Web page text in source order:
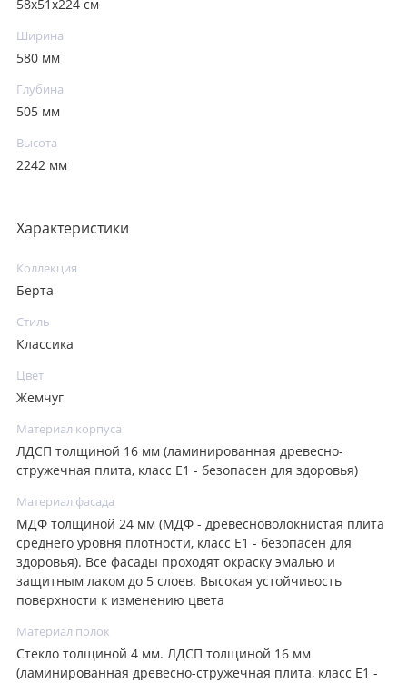
58х51х224 см
Ширина
580 мм
Глубина
505 мм
Высота
2242 мм
Характеристики
Коллекция
Берта
Стиль
Классика
Цвет
Жемчуг
Материал корпуса
ЛДСП толщиной 16 мм (ламинированная древесно-
стружечная плита, класс E1 - безопасен для здоровья)
Материал фасада
МДФ толщиной 24 мм (МДФ - древесноволокнистая плита
среднего уровня плотности, класс E1 - безопасен для
здоровья). Все фасады проходят окраску эмалью и
защитным лаком до 5 слоев. Высокая устойчивость
поверхности к изменению цвета
Материал полок
Стекло толщиной 4 мм. ЛДСП толщиной 16 мм
(ламинированная древесно-стружечная плита, класс E1 -